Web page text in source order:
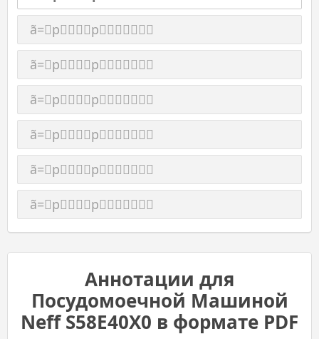
ã=pp
ã=pp
ã=pp
ã=pp
ã=pp
ã=pp
Аннотации для
Посудомоечной Машиной
Neff S58E40X0 в формате PDF